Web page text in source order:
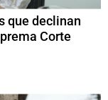
que declinan
Corte